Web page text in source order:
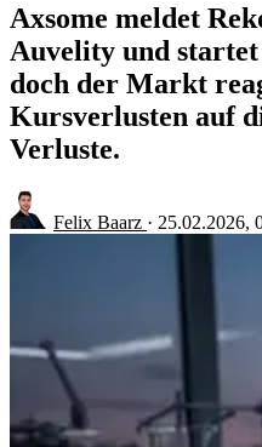
Axsome meldet
Auvelity und startet
doch der Markt
Kursverlusten auf
Verluste.
Felix Baarz · 25.02.2026,